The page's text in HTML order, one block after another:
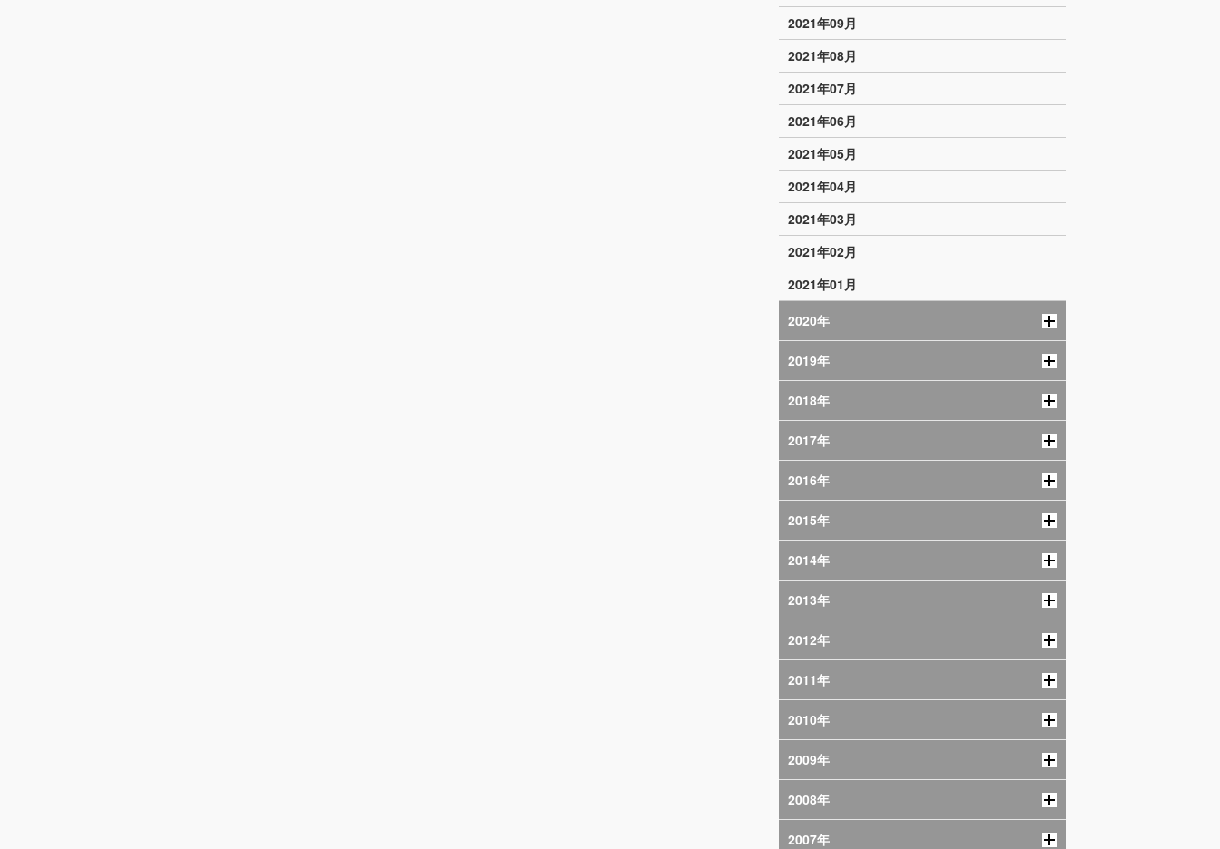
2021年09月
2021年08月
2021年07月
2021年06月
2021年05月
2021年04月
2021年03月
2021年02月
2021年01月
2020年
2019年
2018年
2017年
2016年
2015年
2014年
2013年
2012年
2011年
2010年
2009年
2008年
2007年